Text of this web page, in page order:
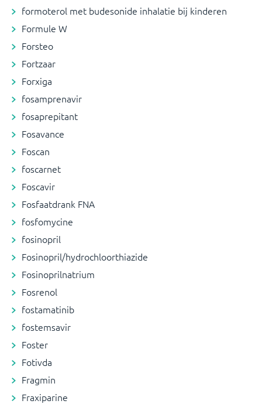
formoterol met budesonide inhalatie bij kinderen
Formule W
Forsteo
Fortzaar
Forxiga
fosamprenavir
fosaprepitant
Fosavance
Foscan
foscarnet
Foscavir
Fosfaatdrank FNA
fosfomycine
fosinopril
Fosinopril/hydrochloorthiazide
Fosinoprilnatrium
Fosrenol
fostamatinib
fostemsavir
Foster
Fotivda
Fragmin
Fraxiparine